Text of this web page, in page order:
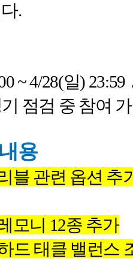
.
~ 4/28(일) 23:59
점검 중 참여
용
블 관련 옵션 추
모니 12종 추가
드 태클 밸런스